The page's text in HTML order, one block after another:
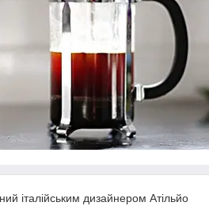
італійським дизайнером Атільйо